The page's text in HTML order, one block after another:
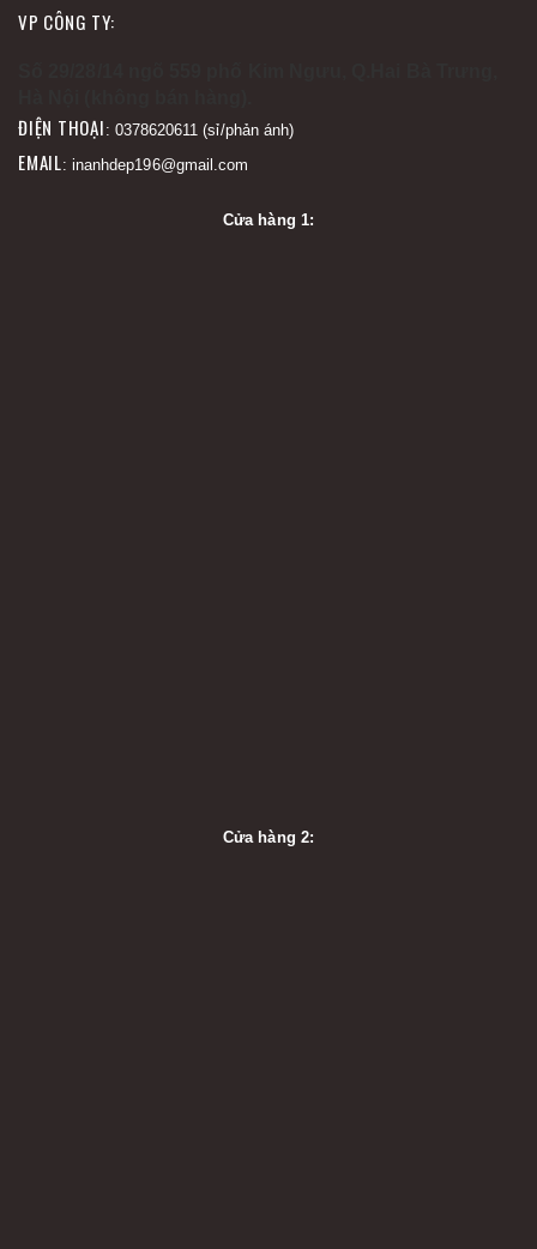
VP CÔNG TY:
ĐIỆN THOẠI : 0378620611 (sỉ/phản ánh)
EMAIL: inanhdep196@gmail.com
Cửa hàng 1:
Cửa hàng 2: